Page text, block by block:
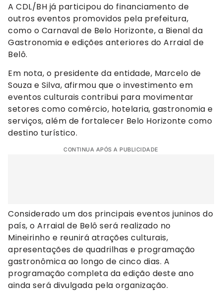
A CDL/BH já participou do financiamento de
outros eventos promovidos pela prefeitura,
como o Carnaval de Belo Horizonte, a Bienal da
Gastronomia e edições anteriores do Arraial de
Belô.
Em nota, o presidente da entidade, Marcelo de
Souza e Silva, afirmou que o investimento em
eventos culturais contribui para movimentar
setores como comércio, hotelaria, gastronomia e
serviços, além de fortalecer Belo Horizonte como
destino turístico.
CONTINUA APÓS A PUBLICIDADE
Considerado um dos principais eventos juninos do
país, o Arraial de Belô será realizado no
Mineirinho e reunirá atrações culturais,
apresentações de quadrilhas e programação
gastronômica ao longo de cinco dias. A
programação completa da edição deste ano
ainda será divulgada pela organização.